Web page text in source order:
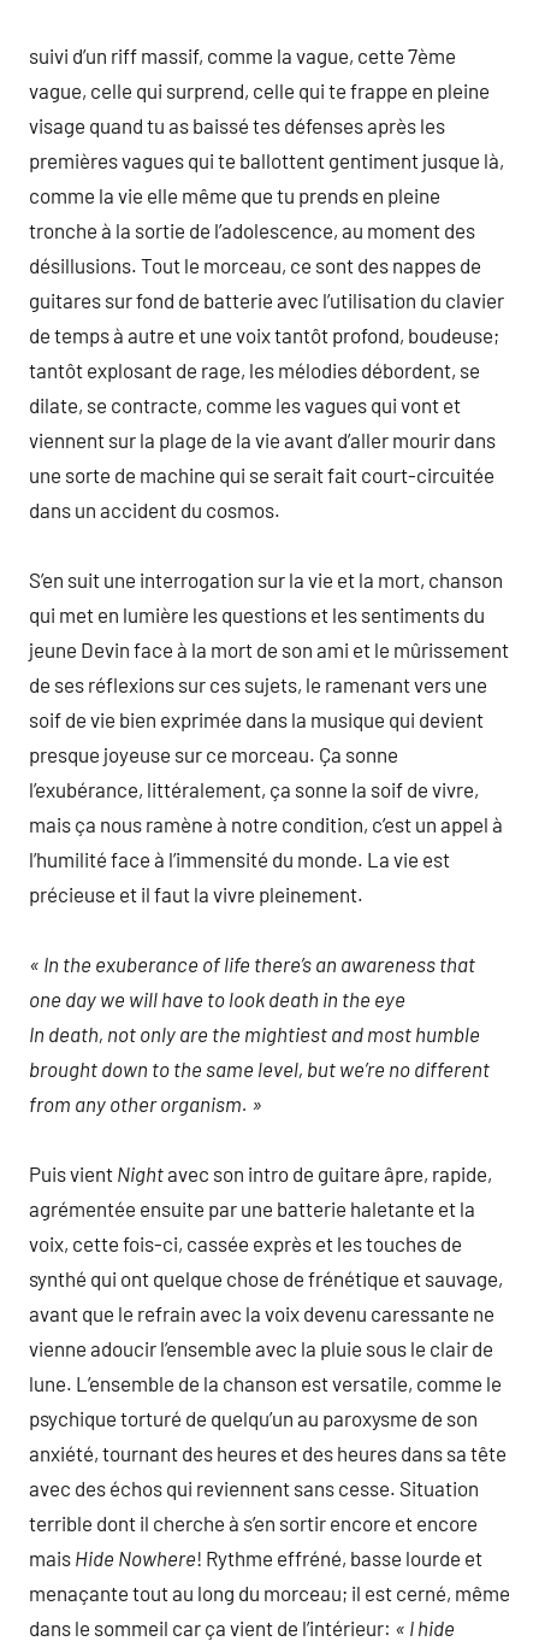
suivi d’un riff massif, comme la vague, cette 7ème
vague, celle qui surprend, celle qui te frappe en pleine
visage quand tu as baissé tes défenses après les
premières vagues qui te ballottent gentiment jusque là,
comme la vie elle même que tu prends en pleine
tronche à la sortie de l’adolescence, au moment des
désillusions. Tout le morceau, ce sont des nappes de
guitares sur fond de batterie avec l’utilisation du clavier
de temps à autre et une voix tantôt profond, boudeuse;
tantôt explosant de rage, les mélodies débordent, se
dilate, se contracte, comme les vagues qui vont et
viennent sur la plage de la vie avant d’aller mourir dans
une sorte de machine qui se serait fait court-circuitée
dans un accident du cosmos.
S’en suit une interrogation sur la vie et la mort, chanson
qui met en lumière les questions et les sentiments du
jeune Devin face à la mort de son ami et le mûrissement
de ses réflexions sur ces sujets, le ramenant vers une
soif de vie bien exprimée dans la musique qui devient
presque joyeuse sur ce morceau. Ça sonne
l’exubérance, littéralement, ça sonne la soif de vivre,
mais ça nous ramène à notre condition, c’est un appel à
l’humilité face à l’immensité du monde. La vie est
précieuse et il faut la vivre pleinement.
« In the exuberance of life there’s an awareness that
one day we will have to look death in the eye
In death, not only are the mightiest and most humble
brought down to the same level, but we’re no different
from any other organism. »
Puis vient Nightavec son intro de guitare âpre, rapide,
agrémentée ensuite par une batterie haletante et la
voix, cette fois-ci, cassée exprès et les touches de
synthé qui ont quelque chose de frénétique et sauvage,
avant que le refrain avec la voix devenu caressante ne
vienne adoucir l’ensemble avec la pluie sous le clair de
lune. L’ensemble de la chanson est versatile, comme le
psychique torturé de quelqu’un au paroxysme de son
anxiété, tournant des heures et des heures dans sa tête
avec des échos qui reviennent sans cesse. Situation
terrible dont il cherche à s’en sortir encore et encore
mais Hide Nowhere! Rythme effréné, basse lourde et
menaçante tout au long du morceau; il est cerné, même
dans le sommeil car ça vient de l’intérieur: « I hide